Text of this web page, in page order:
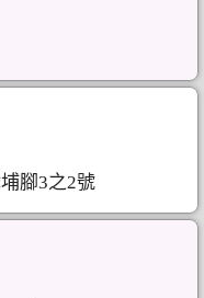
腳3之2號